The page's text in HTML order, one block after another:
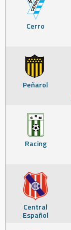
Cerro
Peñarol
Racing
Central
Español